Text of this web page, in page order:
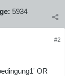
5934
#2
OR